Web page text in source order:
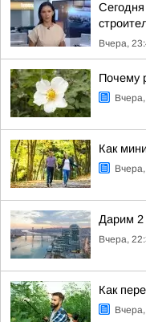
Вчера,
Почему
Как
Дарим 2
Вчера,
Как